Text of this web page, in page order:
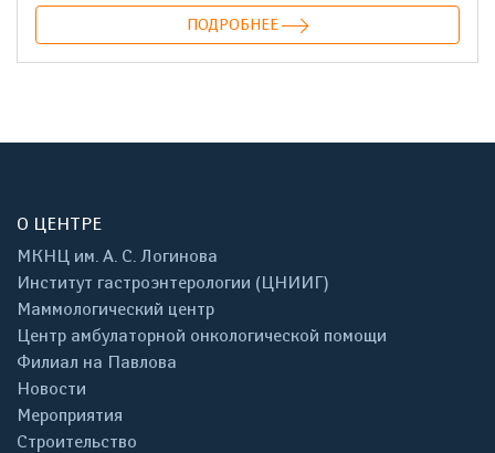
ПОДРОБНЕЕ
О ЦЕНТРЕ
МКНЦ им. А. С. Логинова
Институт гастроэнтерологии (ЦНИИГ)
Маммологический центр
Центр амбулаторной онкологической помощи
Филиал на Павлова
Новости
Мероприятия
Строительство